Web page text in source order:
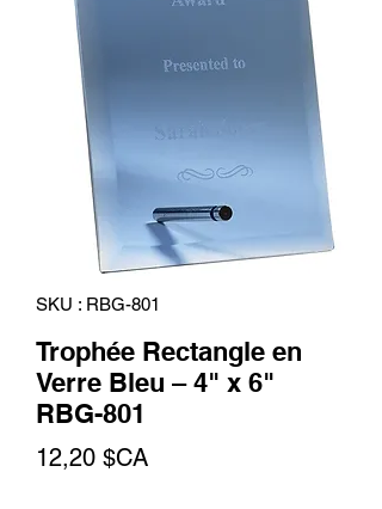
SKU : RBG-801
Trophée Rectangle en
Verre Bleu – 4" x 6"
RBG-801
12,20 $CAPrix